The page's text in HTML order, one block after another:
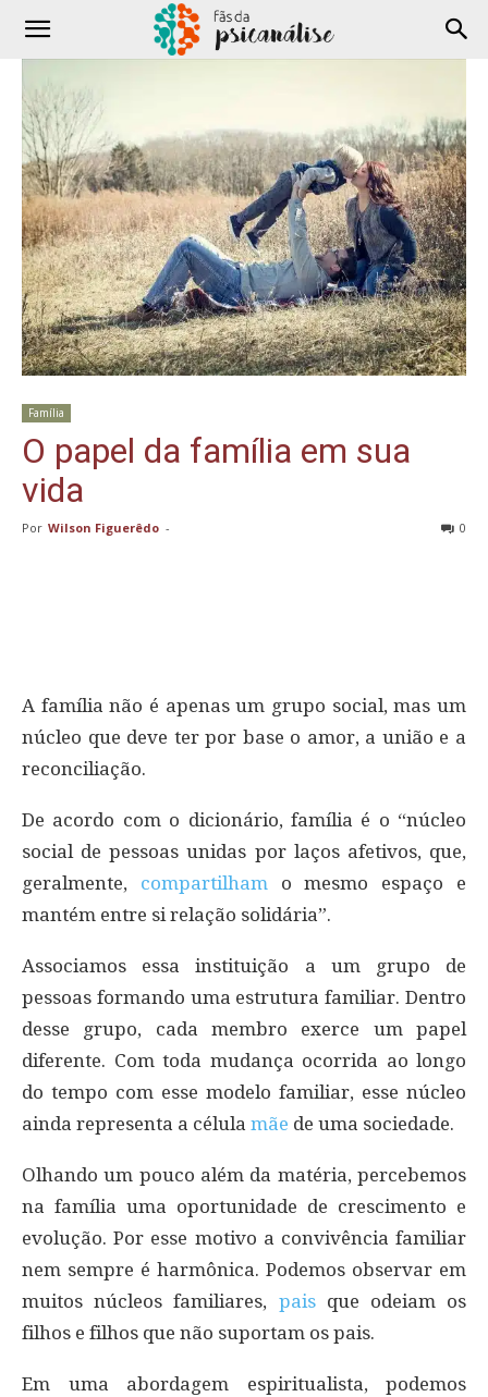
Família
O papel da família em sua
vida
Por Wilson Figuerêdo - 0
A família não é apenas um grupo social, mas um
núcleo que deve ter por base o amor, a união e a
reconciliação.
De acordo com o dicionário, família é o “núcleo
social de pessoas unidas por laços afetivos, que,
geralmente, compartilhamo mesmo espaço e
mantém entre si relação solidária”.
Associamos essa instituição a um grupo de
pessoas formando uma estrutura familiar. Dentro
desse grupo, cada membro exerce um papel
diferente. Com toda mudança ocorrida ao longo
do tempo com esse modelo familiar, esse núcleo
ainda representa a célula mãe de uma sociedade.
Olhando um pouco além da matéria, percebemos
na família uma oportunidade de crescimento e
evolução. Por esse motivo a convivência familiar
nem sempre é harmônica. Podemos observar em
muitos núcleos familiares, paisque odeiam os
filhos e filhos que não suportam os pais.
Em uma abordagem espiritualista, podemos